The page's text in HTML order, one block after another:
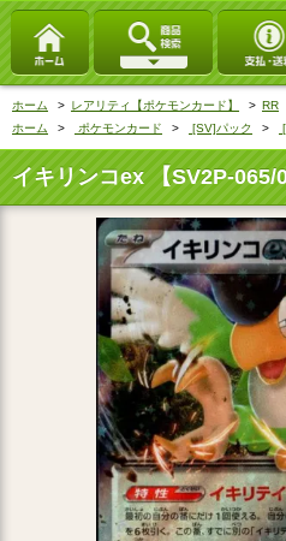
ホーム > レアリティ【ポケモンカード】 > RR
ホーム
> ポケモンカード > [SV]パック >
イキリンコex 【SV2P-065/